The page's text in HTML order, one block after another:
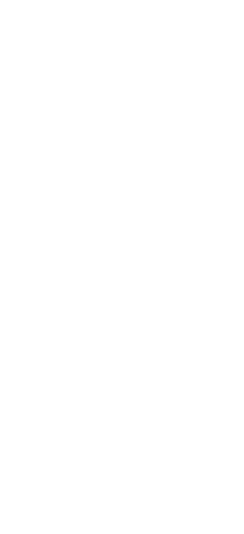
(im Folgenden
Kennung wie einem
physiologischen,
für die Verarbeitung
im Zusammenhang
das Abfragen, die
Verarbeitung